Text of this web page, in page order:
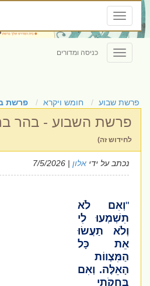
Toggle
navigation
Toggle
navigation
כניסה ומדורים
פרשת שבוע חומש ויקרא פרשת
פרשת השבוע - בהר
לחידוש זה)
נכתב על ידיאלון| 7/5/2026
וְאִם לֹא
תִשְׁמְעוּ לִי
וְלֹא תַעֲשׂוּ
אֵת כָּל
הַמִּצְווֹת
הָאֵלֶּה.וְאִם
בְּחֻקֹּתַי